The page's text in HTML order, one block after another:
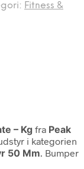
Fitness &
– Kg fra Peak
i kategorien
50 Mm. Bumper